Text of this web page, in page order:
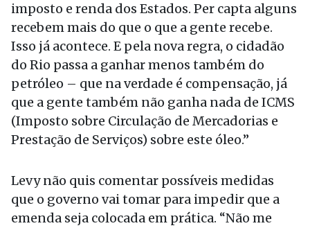
imposto e renda dos Estados. Per capta alguns
recebem mais do que o que a gente recebe.
Isso já acontece. E pela nova regra, o cidadão
do Rio passa a ganhar menos também do
petróleo – que na verdade é compensação, já
que a gente também não ganha nada de ICMS
(Imposto sobre Circulação de Mercadorias e
Prestação de Serviços) sobre este óleo.”
Levy não quis comentar possíveis medidas
que o governo vai tomar para impedir que a
emenda seja colocada em prática. “Não me